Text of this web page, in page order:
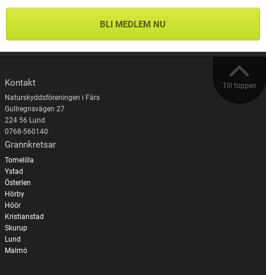
BLI MEDLEM NU
Till toppen
Kontakt
Naturskyddsföreningen i Färs
Gullregnsvägen 27
224 56 Lund
0768-560140
Grannkretsar
Tomelilla
Ystad
Österlen
Hörby
Höör
Kristianstad
Skurup
Lund
Malmö